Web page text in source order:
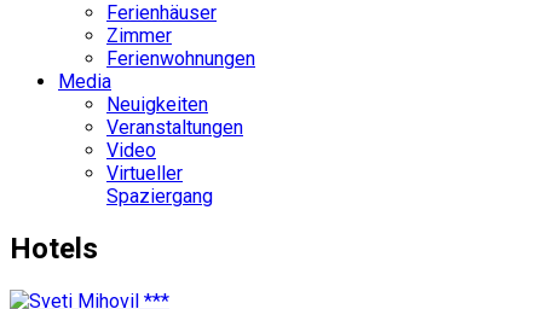
Ferienhäuser
Zimmer
Ferienwohnungen
Media
Neuigkeiten
Veranstaltungen
Video
Virtueller
Spaziergang
Hotels